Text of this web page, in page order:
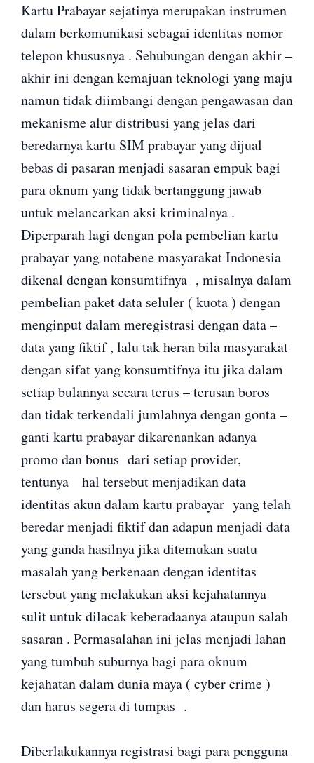
Kartu Prabayar sejatinya merupakan instrumen
dalam berkomunikasi sebagai identitas nomor
telepon khususnya . Sehubungan dengan akhir –
akhir ini dengan kemajuan teknologi yang maju
namun tidak diimbangi dengan pengawasan dan
mekanisme alur distribusi yang jelas dari
beredarnya kartu SIM prabayar yang dijual
bebas di pasaran menjadi sasaran empuk bagi
para oknum yang tidak bertanggung jawab
untuk melancarkan aksi kriminalnya .
Diperparah lagi dengan pola pembelian kartu
prabayar yang notabene masyarakat Indonesia
dikenal dengan konsumtifnya , misalnya dalam
pembelian paket data seluler ( kuota ) dengan
menginput dalam meregistrasi dengan data –
data yang fiktif , lalu tak heran bila masyarakat
dengan sifat yang konsumtifnya itu jika dalam
setiap bulannya secara terus – terusan boros
dan tidak terkendali jumlahnya dengan gonta –
ganti kartu prabayar dikarenankan adanya
promo dan bonus dari setiap provider,
tentunya hal tersebut menjadikan data
identitas akun dalam kartu prabayar yang telah
beredar menjadi fiktif dan adapun menjadi data
yang ganda hasilnya jika ditemukan suatu
masalah yang berkenaan dengan identitas
tersebut yang melakukan aksi kejahatannya
sulit untuk dilacak keberadaanya ataupun salah
sasaran . Permasalahan ini jelas menjadi lahan
yang tumbuh suburnya bagi para oknum
kejahatan dalam dunia maya ( cyber crime )
dan harus segera di tumpas .
Diberlakukannya registrasi bagi para pengguna